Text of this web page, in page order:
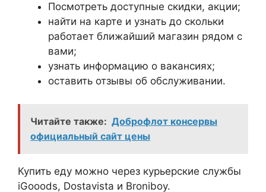
Посмотреть доступные скидки, акции;
найти на карте и узнать до скольки
работает ближайший магазин рядом с
вами;
узнать информацию о вакансиях;
оставить отзывы об обслуживании.
Читайте также: Доброфлот консервы
официальный сайт цены
Купить еду можно через курьерские службы
iGooods, Dostavista и Broniboy.